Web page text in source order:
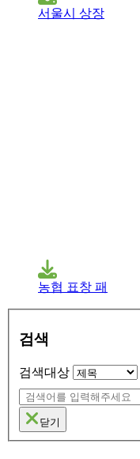
서울시 상장
농협 표창 패
검색
검색대상
닫기